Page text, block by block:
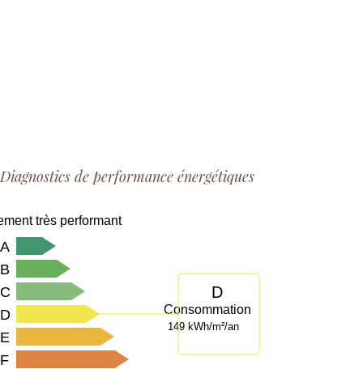
Diagnostics de performance énergétiques
très performant
A
B
C
D
Consommation
149 kWh/m²/an
D
E
F